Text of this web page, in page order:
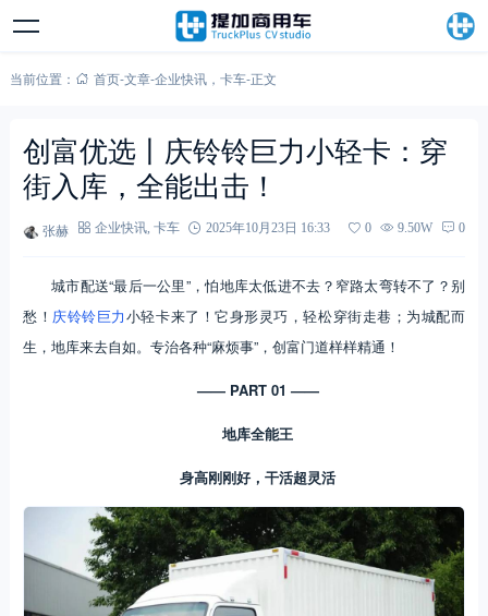
当前位置： 首页-文章-企业快讯， 卡车-正文
创富优选丨庆铃铃巨力小轻卡：穿
街入库，全能出击！
张赫 企业快讯, 卡车 2025年10月23日 16:33 0 9.50W 0
城市配送“最后一公里”，怕地库太低进不去？窄路太弯转不了？别
愁！ 庆铃铃巨力小轻卡来了！它身形灵巧，轻松穿街走巷；为城配而
生，地库来去自如。专治各种“麻烦事”，创富门道样样精通！
—— PART 01 ——
地库全能王
身高刚刚好，干活超灵活